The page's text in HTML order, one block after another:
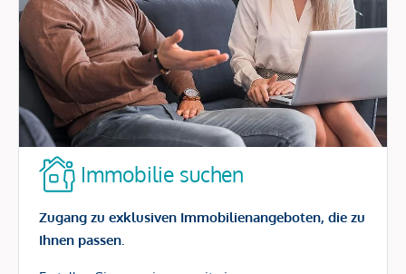
Immobilie suchen
Zugang zu exklusiven Immobilienangeboten, die zu
Ihnen passen.